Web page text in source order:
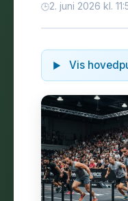
2. juni 2026 kl.
Vis